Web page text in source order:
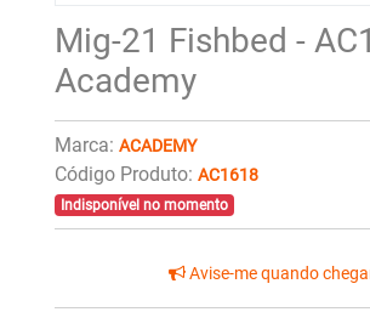
Mig-21 Fishbed -
Academy
Marca: ACADEMY
Código Produto: AC1618
Indisponível no momento
Avise-me quando